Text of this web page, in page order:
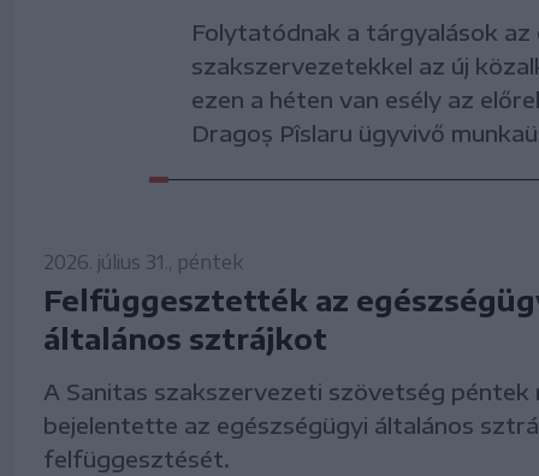
Folytatódnak a tárgyalások az
szakszervezetekkel az új
ezen a héten van esély az
Dragoș Pîslaru ügyvivő
2026. július 31., péntek
Felfüggesztették az
általános sztrájkot
A Sanitas szakszervezeti szövetség péntek
bejelentette az egészségügyi általános
felfüggesztését.